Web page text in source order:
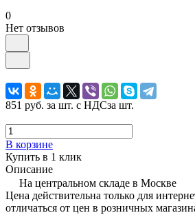
0
Нет отзывов
851 руб. за шт. с НДСза шт.
В корзине
Купить в 1 клик
Описание
На центральном складе в Москве
Цена действительна только для
отличаться от цен в розничных